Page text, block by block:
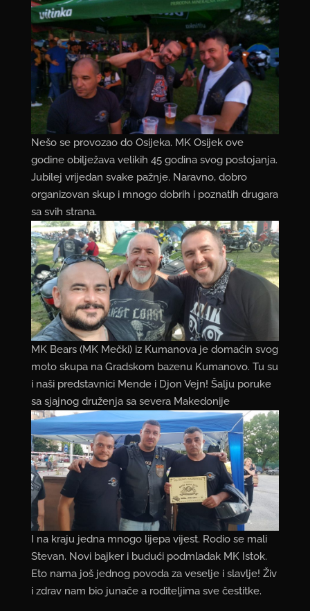
Nešo se provozao do Osijeka. MK Osijek ove
godine obilježava velikih 45 godina svog postojanja.
Jubilej vrijedan svake pažnje. Naravno, dobro
organizovan skup i mnogo dobrih i poznatih drugara
sa svih strana.
MK Bears (MK Mečki) iz Kumanova je domaćin svog
moto skupa na Gradskom bazenu Kumanovo. Tu su
i naši predstavnici Mende i Djon Vejn! Šalju poruke
sa sjajnog druženja sa severa Makedonije
I na kraju jedna mnogo lijepa vijest. Rodio se mali
Stevan. Novi bajker i budući podmladak MK Istok.
Eto nama još jednog povoda za veselje i slavlje! Živ
i zdrav nam bio junače a roditeljima sve čestitke.